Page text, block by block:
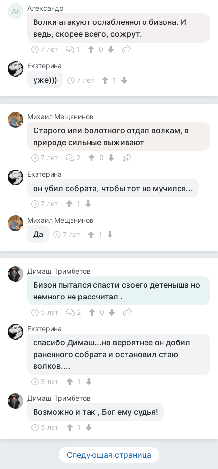
Ал Александр
Волки атакуют ослабленного бизона. И
ведь, скорее всего, сожрут.
7 лет 1
0
Екатерина
уже))) 7 лет 1
Михаил Мещанинов
Старого или болотного отдал волкам, в
природе сильные выживают
7 лет 2
0
Екатерина
он убил собрата, чтобы тот не мучился...
7 лет
1
Михаил Мещанинов
Да 7 лет 1
Димаш Примбетов
Бизон пытался спасти своего детеныша но
немного не рассчитал .
5 лет 2
0
Екатерина
спасибо Димаш...но вероятнее он добил
раненного собрата и остановил стаю
волков....
5 лет
1
Димаш Примбетов
Возможно и так , Бог ему судья!
5 лет 1
Следующая страница